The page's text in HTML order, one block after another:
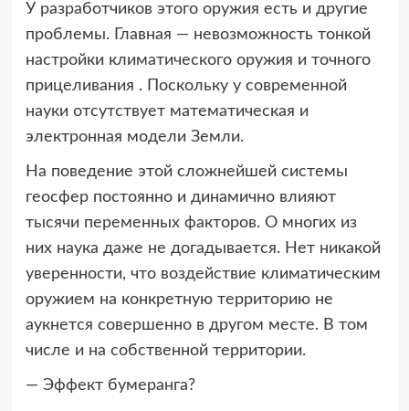
У разработчиков этого оружия есть и другие
проблемы. Главная — невозможность тонкой
настройки климатического оружия и точного
прицеливания . Поскольку у современной
науки отсутствует математическая и
электронная модели Земли.
На поведение этой сложнейшей системы
геосфер постоянно и динамично влияют
тысячи переменных факторов. О многих из
них наука даже не догадывается. Нет никакой
уверенности, что воздействие климатическим
оружием на конкретную территорию не
аукнется совершенно в другом месте. В том
числе и на собственной территории.
— Эффект бумеранга?